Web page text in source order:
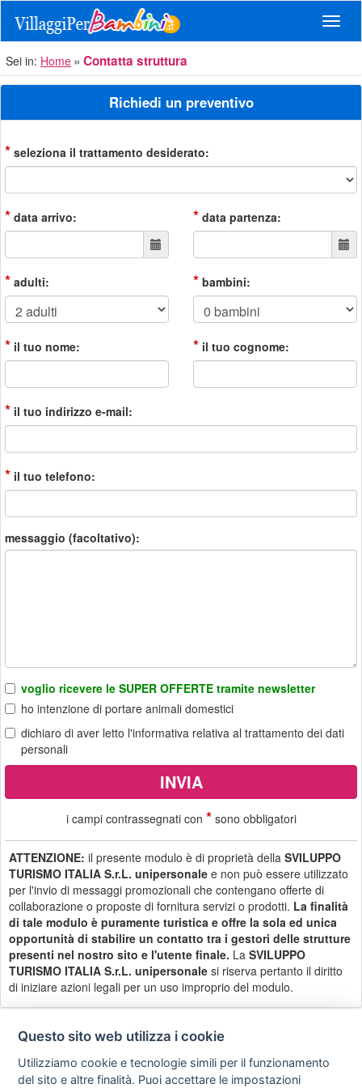
Sei in: Home Contatta struttura
Richiedi un preventivo
* seleziona il trattamento desiderato:
* data arrivo: * data partenza:
* adulti: * bambini:
* il tuo nome: * il tuo cognome:
* il tuo indirizzo e-mail:
* il tuo telefono:
messaggio (facoltativo):
voglio ricevere le SUPER OFFERTE tramite newsletter
ho intenzione di portare animali domestici
dichiaro di aver letto l'informativa relativa al trattamento dei dati
personali
i campi contrassegnati con *sono obbligatori
ATTENZIONE: il presente modulo è di proprietà della SVILUPPO
TURISMO ITALIA S.r.L. unipersonale e non può essere utilizzato
per l'invio di messaggi promozionali che contengano offerte di
collaborazione o proposte di fornitura servizi o prodotti. La finalità
di tale modulo è puramente turistica e offre la sola ed unica
opportunità di stabilire un contatto tra i gestori delle strutture
presenti nel nostro sito e l'utente finale. La SVILUPPO
TURISMO ITALIA S.r.L. unipersonale si riserva pertanto il diritto
di iniziare azioni legali per un uso improprio del modulo.
Privacy
policy
Avviso
legale
Scrivici
Questo sito web utilizza i cookie
Utilizziamo cookie e tecnologie simili per il funzionamento
del sito e altre finalità. Puoi accettare le impostazioni